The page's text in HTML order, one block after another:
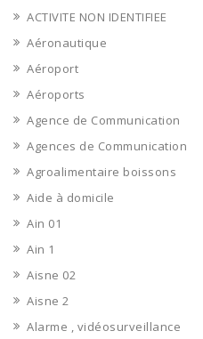
ACTIVITE NON IDENTIFIEE
Aéronautique
Aéroport
Aéroports
Agence de Communication
Agences de Communication
Agroalimentaire boissons
Aide à domicile
Ain 01
Ain 1
Aisne 02
Aisne 2
Alarme , vidéosurveillance